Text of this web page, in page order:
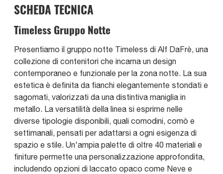
SCHEDA TECNICA
Timeless Gruppo Notte
Presentiamo il gruppo notte Timeless di Alf DaFrè, una
collezione di contenitori che incarna un design
contemporaneo e funzionale per la zona notte. La sua
estetica è definita da fianchi elegantemente stondati e
sagomati, valorizzati da una distintiva maniglia in
metallo. La versatilità della linea si esprime nelle
diverse tipologie disponibili, quali comodini, comò e
settimanali, pensati per adattarsi a ogni esigenza di
spazio e stile. Un'ampia palette di oltre 40 materiali e
finiture permette una personalizzazione approfondita,
includendo opzioni di laccato opaco come Neve e